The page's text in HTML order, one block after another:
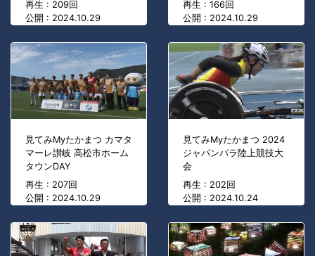
再生 : 209回
公開 : 2024.10.29
再生 : 166回
公開 : 2024.10.29
見てみMyたかまつ カマタ
マーレ讃岐 高松市ホーム
タウンDAY
再生 : 207回
公開 : 2024.10.29
見てみMyたかまつ 2024
ジャパンパラ陸上競技大
会
再生 : 202回
公開 : 2024.10.24